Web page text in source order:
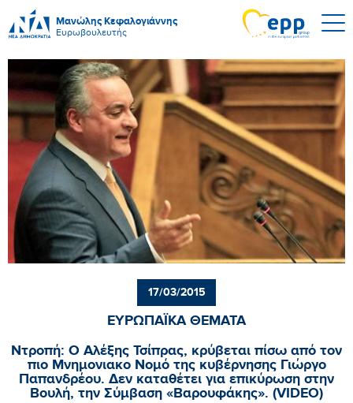
Μανώλης Κεφαλογιάννης
Ευρωβουλευτής
17/03/2015
ΕΥΡΩΠΑΪΚΑ ΘΕΜΑΤΑ
Ντροπή: Ο Αλέξης Τσίπρας, κρύβεται πίσω από τον
πιο Μνημονιακο Νομό της κυβέρνησης Γιώργο
Παπανδρέου. Δεν καταθέτει για επικύρωση στην
Βουλή, την Σύμβαση «Βαρουφάκης». (VIDEO)